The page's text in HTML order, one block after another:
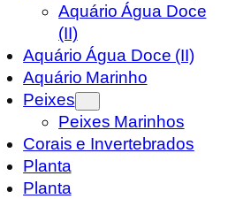
Aquário Água Doce
(II)
Aquário Água Doce (II)
Aquário Marinho
Peixes
Peixes Marinhos
Corais e Invertebrados
Planta
Planta